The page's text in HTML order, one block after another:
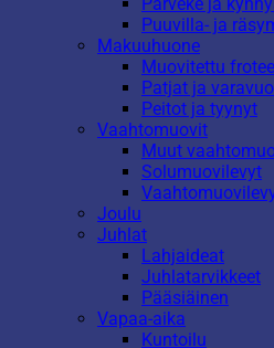
Puuvilla- ja
Makuuhuone
Muovitettu
Patjat ja
Peitot ja tyynyt
Vaahtomuovit
Muut
Solumuovilevyt
Joulu
Juhlat
Lahjaideat
Juhlatarvikkeet
Pääsiäinen
Vapaa-aika
Kuntoilu